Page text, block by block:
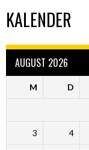
KALENDER
AUGUST 2026
M D
3 4